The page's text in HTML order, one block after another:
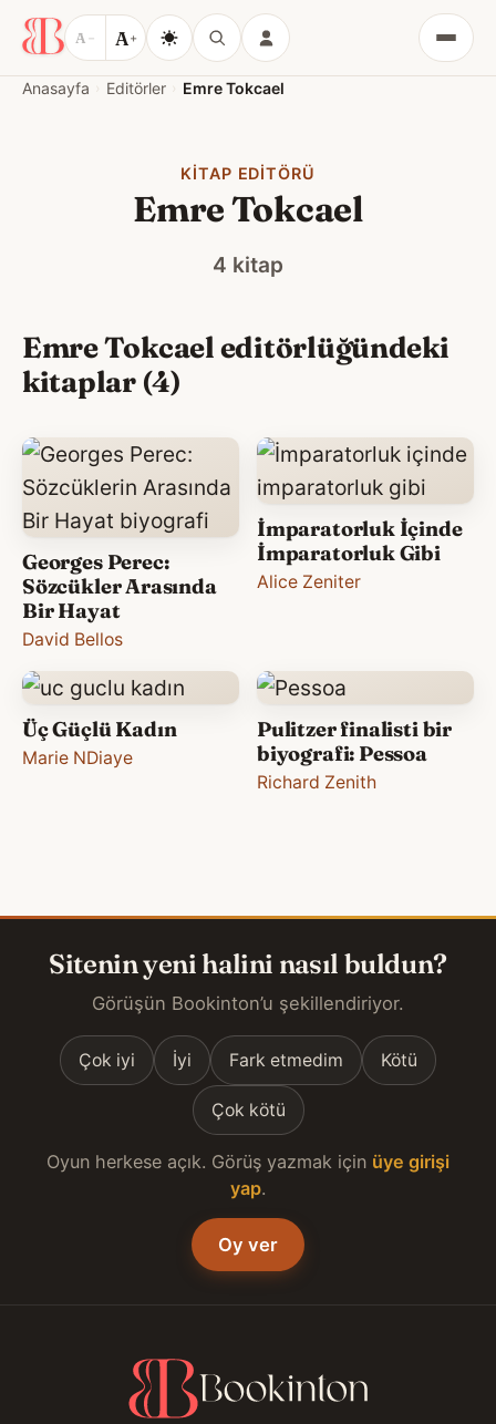
A − A+
Menü
Anasayfa Editörler Emre Tokcael
KITAP EDITÖRÜ
Emre Tokcael
4 kitap
Emre Tokcael editörlüğündeki
kitaplar (4)
Georges Perec:
Sözcükler Arasında
Bir Hayat
David Bellos
İmparatorluk İçinde
İmparatorluk Gibi
Alice Zeniter
Üç Güçlü Kadın
Marie NDiaye
Pulitzer finalisti bir
biyografi: Pessoa
Richard Zenith
Sitenin yeni halini nasıl buldun?
Görüşün Bookinton’u şekillendiriyor.
Çok iyi İyi Fark etmedim Kötü
Çok kötü
Oyun herkese açık. Görüş yazmak için üye girişi
yap.
Oy ver